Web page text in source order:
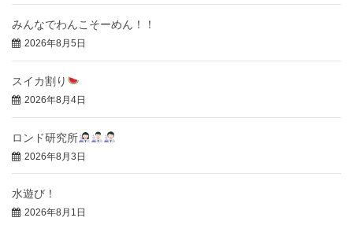
みんなでわんこそーめん！！
2026年8月5日
スイカ割り
2026年8月4日
ロンド研究所
2026年8月3日
水遊び！
2026年8月1日